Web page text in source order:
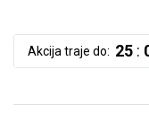
Akcija traje do: 25 :